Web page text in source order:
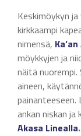
Keskimöykyn
kirkkaampi
nimensä,
möykkyjen ja
näitä
aineen,
painanteeseen.
ankan niskan ja
Akasa Linealla.